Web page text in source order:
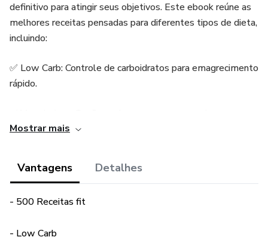
definitivo para atingir seus objetivos. Este ebook reúne as
melhores receitas pensadas para diferentes tipos de dieta,
incluindo:
✅ Low Carb: Controle de carboidratos para emagrecimento
rápido.
nutrientes.
de origem animal.
✅ Cetogênica: Foco na queima de gordura com receitas
Mostrar mais
Vantagens Detalhes
- 500 Receitas fit
- Low Carb